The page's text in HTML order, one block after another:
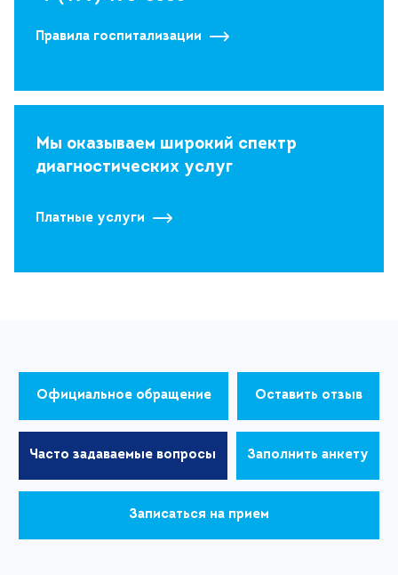
Правила госпитализации
Мы оказываем широкий спектр
диагностических услуг
Платные услуги
Официальное обращение Оставить отзыв
Часто задаваемые вопросы Заполнить анкету
Записаться на прием